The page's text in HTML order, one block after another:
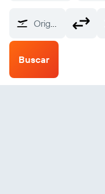
Origem
Buscar